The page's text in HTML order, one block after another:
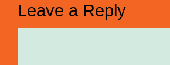
Leave a Reply